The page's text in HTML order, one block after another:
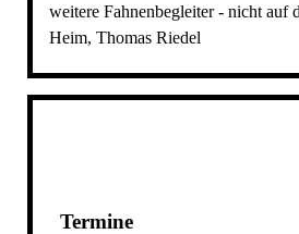
weitere Fahnenbegleiter - nicht auf
Heim, Thomas Riedel
Termine